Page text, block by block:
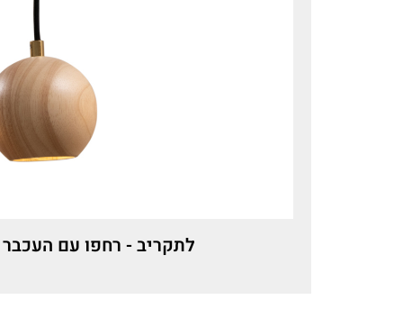
לתקריב - רחפו עם